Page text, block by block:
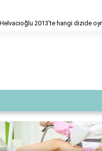
2013'te hangi dizide